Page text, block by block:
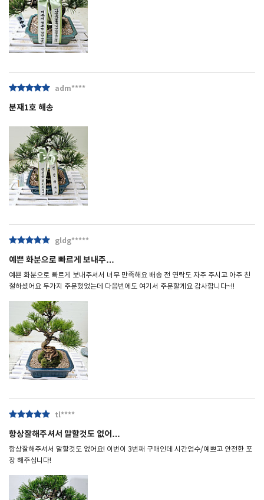
adm****
분재1호 해송
gldg*****
예쁜 화분으로 빠르게 보내주…
예쁜 화분으로 빠르게 보내주셔서 너무 만족해요 배송 전 연락도 자주 주시고 아주 친
절하셨어요 두가지 주문했었는데 다음번에도 여기서 주문할게요 감사합니다~!!
tl****
항상잘해주셔서 말할것도 없어…
항상잘해주셔서 말할것도 없어요! 이번이 3번째 구매인데 시간엄수/예쁘고 안전한 포
장 해주십니다!